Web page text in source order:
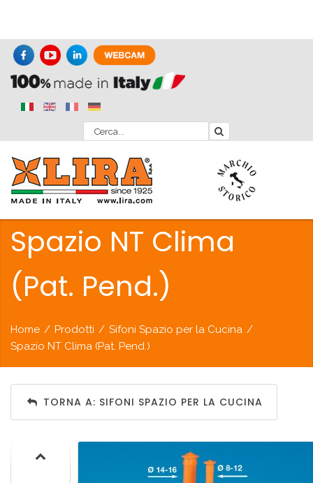
Spazio NT Clima
(Pat. Pend.)
Home / Prodotti / Sifoni Spazio per la Cucina /
Spazio NT Clima (Pat. Pend.)
TORNA A: SIFONI SPAZIO PER LA CUCINA